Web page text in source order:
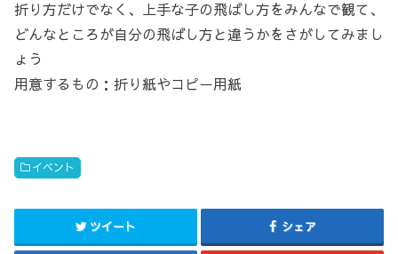
折り方だけでなく、上手な子の飛ばし方をみんなで観て、
どんなところが自分の飛ばし方と違うかをさがしてみまし
ょう
用意するもの：折り紙やコピー用紙
イベント
ツイート シェア